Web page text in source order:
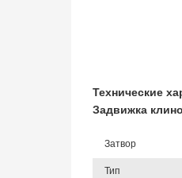
Технические
Задвижка
Затвор
Тип